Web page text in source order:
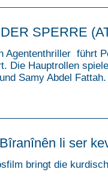
SPERRE
Agententhriller führt
Die Hauptrollen
Samy Abdel
li ser
bringt die